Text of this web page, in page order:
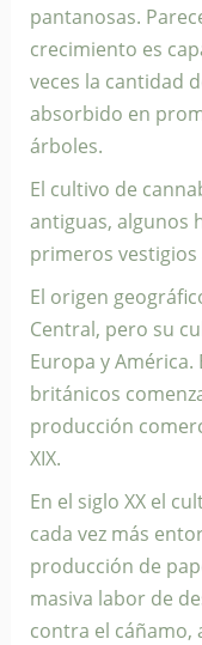
pantanosas.
crecimiento es
veces la cantidad
absorbido en
árboles.
El cultivo de
antiguas, algunos
primeros
El origen
Central, pero su
Europa y América.
británicos
producción
XIX.
En el siglo XX el
cada vez más
producción de
masiva labor de
contra el cáñamo,